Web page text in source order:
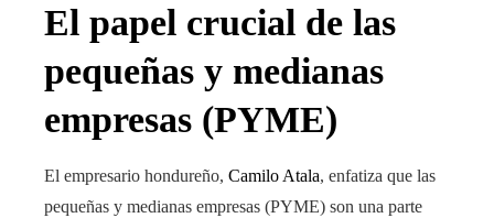
El papel crucial de las
pequeñas y medianas
empresas (PYME)
El empresario hondureño, Camilo Atala, enfatiza que las
pequeñas y medianas empresas (PYME) son una parte